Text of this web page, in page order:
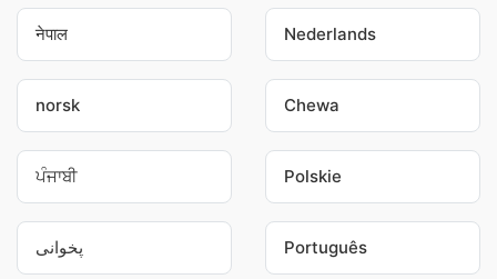
नेपाल Nederlands
norsk Chewa
ਪੰਜਾਬੀ Polskie
پخوانی Português